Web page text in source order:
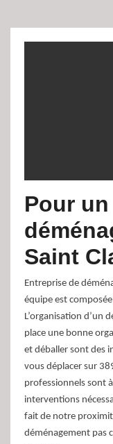
Pour
Saint
Entreprise de
équipe est
L’organisation d’un
place une bonne
et déballer sont des
vous déplacer sur
professionnels sont
interventions
fait de notre
déménagement pas